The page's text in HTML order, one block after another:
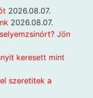
2026.08.07.
2026.08.07.
Jön
keresett mint
szeretitek a